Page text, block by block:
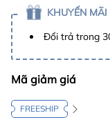
KHUYẾN
Đổi trả trong
Mã giảm giá
FREESHIP